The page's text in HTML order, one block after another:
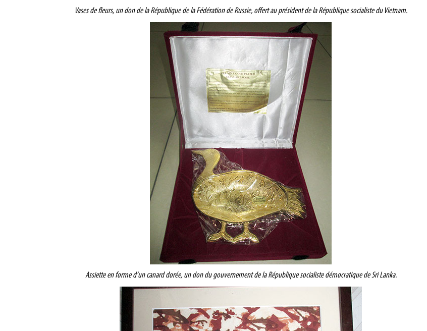
Vases de fleurs, un don de la République de la Fédération de Russie, offert au président de la République socialiste du Vietnam.
Assiette en forme d’un canard dorée, un don du gouvernement de la République socialiste démocratique de Sri Lanka.